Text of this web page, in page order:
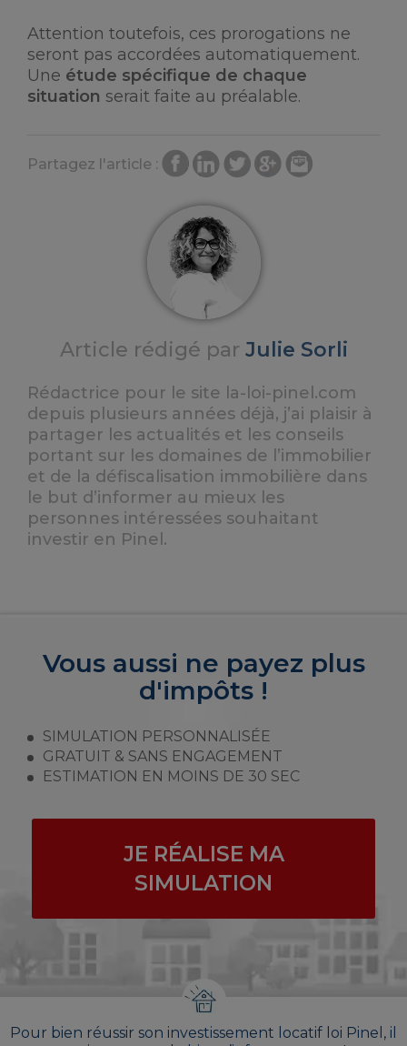
Attention toutefois, ces prorogations ne
seront pas accordées automatiquement.
Une étude spécifique de chaque
situation serait faite au préalable.
Partagez l'article :
Article rédigé par Julie Sorli
Rédactrice pour le site la-loi-pinel.com
depuis plusieurs années déjà, j’ai plaisir à
partager les actualités et les conseils
portant sur les domaines de l’immobilier
et de la défiscalisation immobilière dans
le but d’informer au mieux les
personnes intéressées souhaitant
investir en Pinel.
Vous aussi ne payez plus
d'impôts !
SIMULATION PERSONNALISÉE
GRATUIT & SANS ENGAGEMENT
ESTIMATION EN MOINS DE 30 SEC
JE RÉALISE MA
SIMULATION
Pour bien réussir son investissement locatif loi Pinel, il